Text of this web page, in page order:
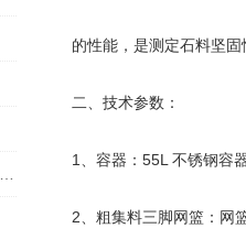
的性能，是测定石料坚
二、技术参数：
1、容器：55L 不锈钢容
2、粗集料三脚网篮：网